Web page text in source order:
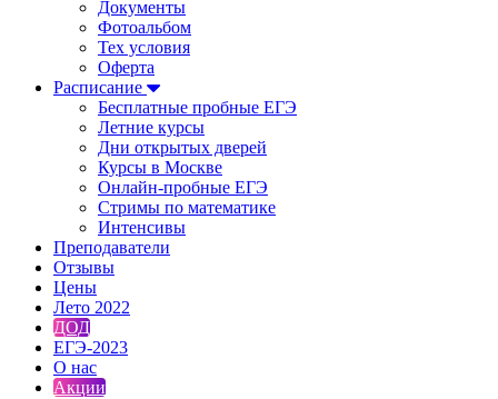
Документы
Фотоальбом
Тех условия
Оферта
Расписание
Бесплатные пробные ЕГЭ
Летние курсы
Дни открытых дверей
Курсы в Москве
Онлайн-пробные ЕГЭ
Стримы по математике
Интенсивы
Преподаватели
Отзывы
Цены
Лето 2022
ДОД
ЕГЭ-2023
О нас
Акции